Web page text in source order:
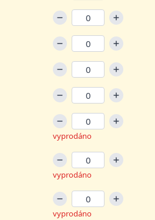
vyprodáno
vyprodáno
vyprodáno